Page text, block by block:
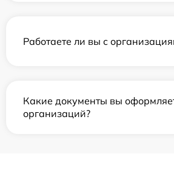
Работаете ли вы с
Какие документы вы
организаций?